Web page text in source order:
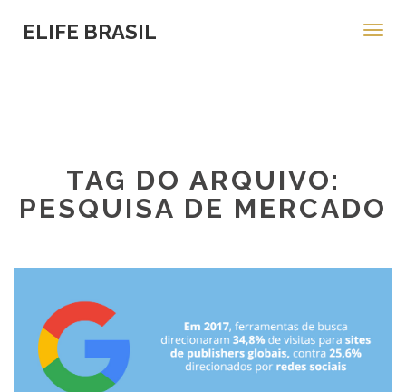
ELIFE BRASIL
TAG DO ARQUIVO:
PESQUISA DE MERCADO